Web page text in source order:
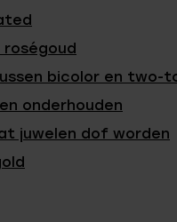
bicolor en two-
onderhouden
juwelen dof worden